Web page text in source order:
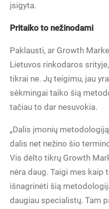
įsigyta.
Pritaiko to nežinodami
Paklausti, ar Growth
Lietuvos rinkodaros
tikrai ne. Jų teigimu, jau
sėkmingai taiko šią
tačiau to dar nesuvokia.
„Dalis įmonių
dalis net nežino šio
Vis dėlto tikrų Growth
nėra daug. Taigi mes kaip
išnagrinėti šią
daugiau specialistų. Tam